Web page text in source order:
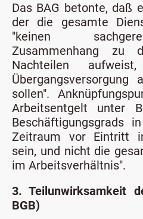
Das BAG betonte, daß
der die gesamte
"keinen
Zusammenhang zu
Nachteilen
Übergangsversorgung
sollen".
Arbeitsentgelt unter
Beschäftigungsgrads
Zeitraum vor Eintritt
sein, und nicht die
im Arbeitsverhältnis".
3. Teilunwirksamkeit
BGB)